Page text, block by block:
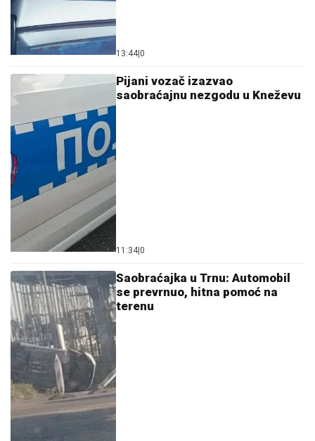
13:44 0
Pijani vozač izazvao
saobraćajnu nezgodu u Kneževu
11:34 0
Saobraćajka u Trnu: Automobil
se prevrnuo, hitna pomoć na
terenu